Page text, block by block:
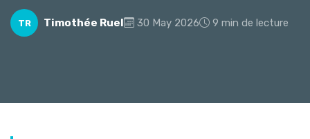
TR Timothée Ruel 30 May 2026 9 min de lecture